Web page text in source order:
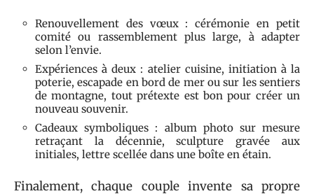
Renouvellement des vœux : cérémonie en petit
comité ou rassemblement plus large, à adapter
selon l’envie.
Expériences à deux : atelier cuisine, initiation à la
poterie, escapade en bord de mer ou sur les sentiers
de montagne, tout prétexte est bon pour créer un
nouveau souvenir.
Cadeaux symboliques : album photo sur mesure
retraçant la décennie, sculpture gravée aux
initiales, lettre scellée dans une boîte en étain.
Finalement, chaque couple invente sa propre